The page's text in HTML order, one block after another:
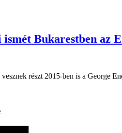
Bukarestben az
részt 2015-ben is a George